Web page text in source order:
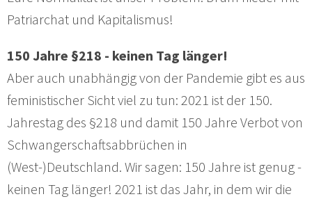
Patriarchat und Kapitalismus!
150 Jahre §218 - keinen Tag länger!
Aber auch unabhängig von der Pandemie gibt es aus
feministischer Sicht viel zu tun: 2021 ist der 150.
Jahrestag des §218 und damit 150 Jahre Verbot von
Schwangerschaftsabbrüchen in
(West-)Deutschland. Wir sagen: 150 Jahre ist genug -
keinen Tag länger! 2021 ist das Jahr, in dem wir die